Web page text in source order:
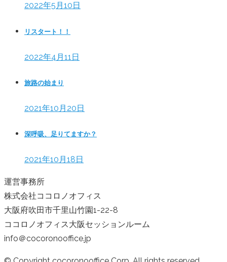
2022年5月10日
リスタート！！
2022年4月11日
旅路の始まり
2021年10月20日
深呼吸、足りてますか？
2021年10月18日
運営事務所
株式会社ココロノオフィス
大阪府吹田市千里山竹園1-22-8
ココロノオフィス大阪セッションルーム
info＠cocoronooffice.jp